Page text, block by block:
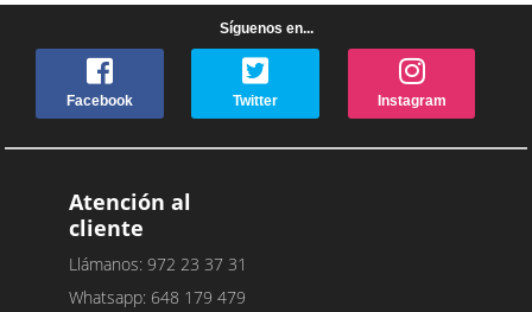
Síguenos en...
Facebook Twitter Instagram
Atención al
cliente
Llámanos: 972 23 37 31
Whatsapp: 648 179 479